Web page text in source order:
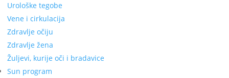
Urološke tegobe
Vene i cirkulacija
Zdravlje očiju
Zdravlje žena
Žuljevi, kurije oči i bradavice
Sun program